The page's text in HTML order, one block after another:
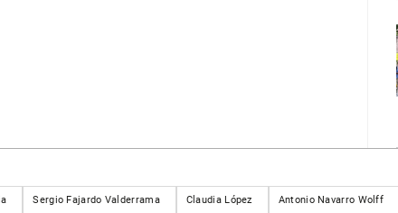
Sergio Fajardo Valderrama Claudia López Antonio Navarro Wolff